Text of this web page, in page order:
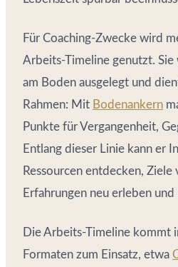
Für Coaching-Zwecke wird
Arbeits-Timeline genutzt. Sie
am Boden ausgelegt und
Rahmen: Mit Bodenankern
Punkte für Vergangenheit,
Entlang dieser Linie kann er
Ressourcen entdecken,
Erfahrungen neu erleben
Die Arbeits-Timeline kommt
Formaten zum Einsatz, etwa